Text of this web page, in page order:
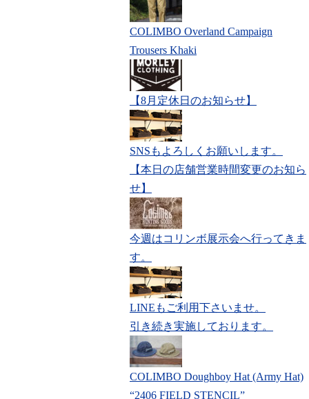
COLIMBO Overland Campaign
Trousers Khaki
【8月定休日のお知らせ】
SNSもよろしくお願いします。
【本日の店舗営業時間変更のお知ら
せ】
今週はコリンボ展示会へ行ってきま
す。
LINEもご利用下さいませ。
引き続き実施しております。
COLIMBO Doughboy Hat (Army Hat)
“2406 FIELD STENCIL”